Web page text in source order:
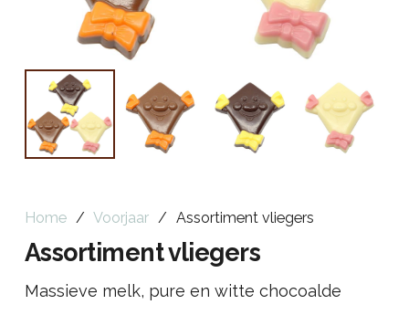
Home / Voorjaar / Assortiment vliegers
Assortiment vliegers
Massieve melk, pure en witte chocoalde